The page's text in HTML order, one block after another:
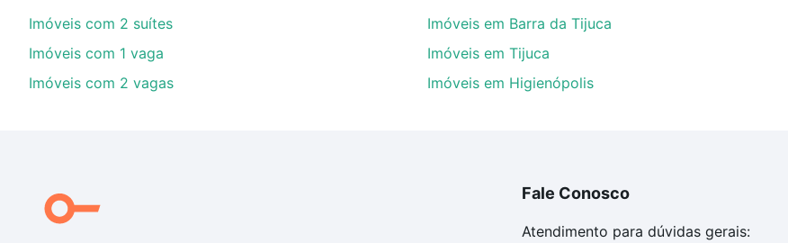
Imóveis com 2 suítes
Imóveis com 1 vaga
Imóveis com 2 vagas
Imóveis em Barra da Tijuca
Imóveis em Tijuca
Imóveis em Higienópolis
Fale Conosco
Atendimento para dúvidas gerais: